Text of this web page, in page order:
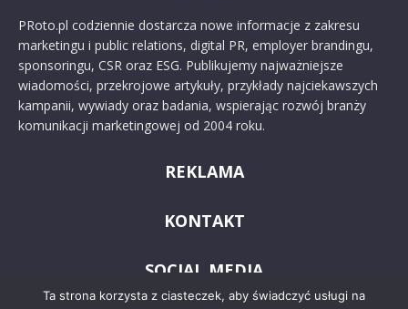
PRoto.pl codziennie dostarcza nowe informacje z zakresu
marketingu i public relations, digital PR, employer brandingu,
sponsoringu, CSR oraz ESG. Publikujemy najważniejsze
wiadomości, przekrojowe artykuły, przykłady najciekawszych
kampanii, wywiady oraz badania, wspierając rozwój branży
komunikacji marketingowej od 2004 roku.
REKLAMA
KONTAKT
SOCIAL MEDIA
Ta strona korzysta z ciasteczek, aby świadczyć usługi na